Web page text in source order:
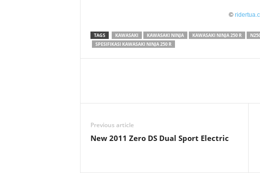
©
TAGS KAWASAKI KAWASAKI NINJA KAWASAKI NINJA 250 R
SPESIFIKASI KAWASAKI NINJA 250 R
Previous article
New 2011 Zero DS Dual Sport Electric